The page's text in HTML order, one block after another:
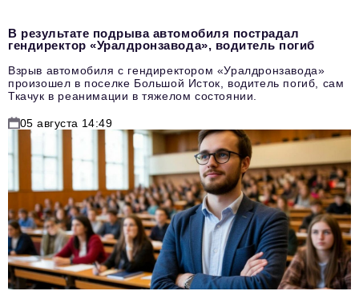
В результате подрыва автомобиля пострадал
гендиректор «Уралдронзавода», водитель погиб
Взрыв автомобиля с гендиректором «Уралдронзавода»
произошел в поселке Большой Исток, водитель погиб, сам
Ткачук в реанимации в тяжелом состоянии.
05 августа 14:49